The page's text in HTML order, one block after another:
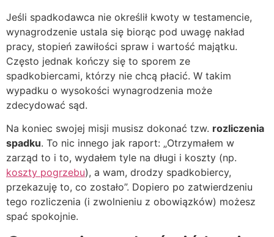
Jeśli spadkodawca nie określił kwoty w testamencie,
wynagrodzenie ustala się biorąc pod uwagę nakład
pracy, stopień zawiłości spraw i wartość majątku.
Często jednak kończy się to sporem ze
spadkobiercami, którzy nie chcą płacić. W takim
wypadku o wysokości wynagrodzenia może
zdecydować sąd.
Na koniec swojej misji musisz dokonać tzw. rozliczenia
spadku. To nic innego jak raport: „Otrzymałem w
zarząd to i to, wydałem tyle na długi i koszty (np.
koszty pogrzebu), a wam, drodzy spadkobiercy,
przekazuję to, co zostało”. Dopiero po zatwierdzeniu
tego rozliczenia (i zwolnieniu z obowiązków) możesz
spać spokojnie.